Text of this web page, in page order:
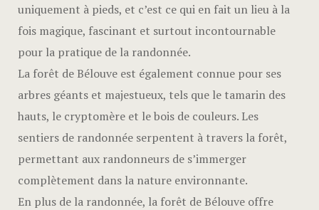
uniquement à pieds, et c’est ce qui en fait un lieu à la
fois magique, fascinant et surtout incontournable
pour la pratique de la randonnée.
La forêt de Bélouve est également connue pour ses
arbres géants et majestueux, tels que le tamarin des
hauts, le cryptomère et le bois de couleurs. Les
sentiers de randonnée serpentent à travers la forêt,
permettant aux randonneurs de s’immerger
complètement dans la nature environnante.
En plus de la randonnée, la forêt de Bélouve offre